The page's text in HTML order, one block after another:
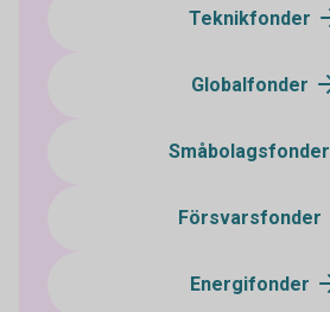
Teknikfonder
Globalfonder
Småbolagsfonder
Försvarsfonder
Energifonder